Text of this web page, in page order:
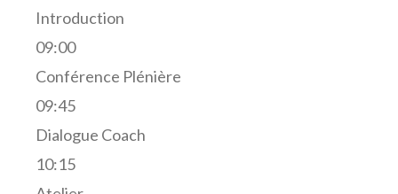
Introduction
09:00
Conférence Plénière
09:45
Dialogue Coach
10:15